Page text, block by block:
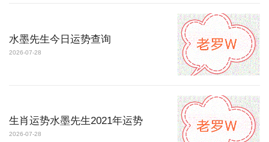
水墨先生今日运势查询
2026-07-28
生肖运势水墨先生2021年运势
2026-07-28